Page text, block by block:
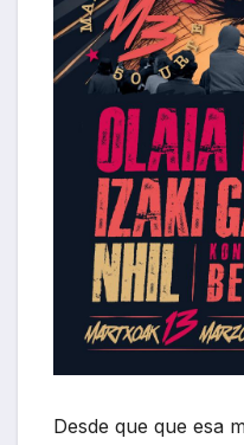
Desde que que esa